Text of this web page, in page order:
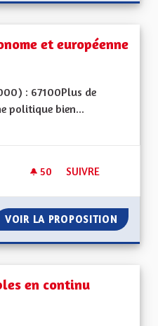
et européenne
: 67100Plus de
politique bien...
: Autres
50 50 ABONNÉS
SUIVRE
VOIR LA PROPOSITION POUR
en continu